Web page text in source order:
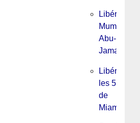
Libérez
Mumia
Abu-
Jamal
Libérez
les 5
de
Miami !